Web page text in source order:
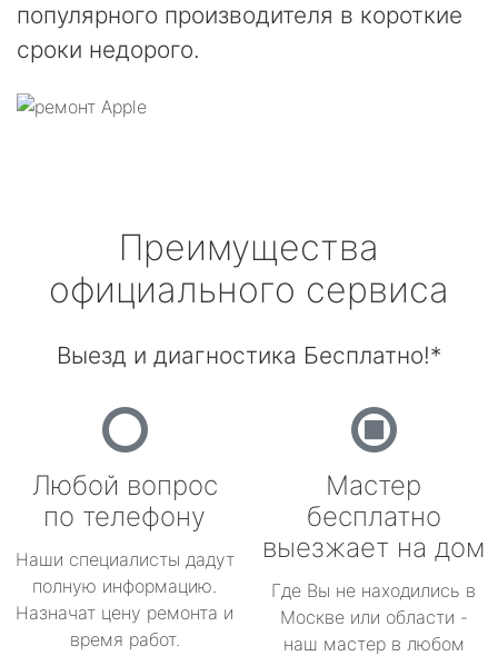
популярного производителя в короткие
сроки недорого.
Преимущества
официального сервиса
Выезд и диагностика Бесплатно!*
Любой вопрос
по телефону
Наши специалисты дадут
полную информацию.
Назначат цену ремонта и
время работ.
Мастер
бесплатно
выезжает на дом
Где Вы не находились в
Москве или области -
наш мастер в любом